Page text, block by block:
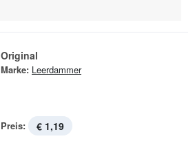
Original
Marke: Leerdammer
Preis: € 1,19